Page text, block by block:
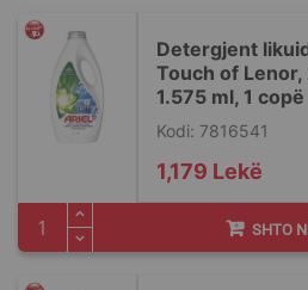
Detergjent
Touch of Lenor,
1.575 ml, 1 copë
Kodi: 7816541
1,179 Lekë
SHTO